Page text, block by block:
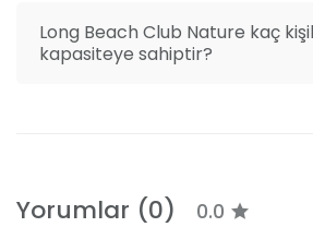
Long Beach Club Nature kaç
kapasiteye sahiptir?
Yorumlar (0) 0.0